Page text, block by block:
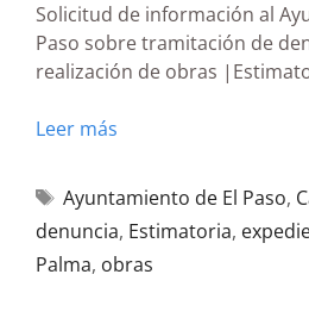
Solicitud de información al
Paso sobre tramitación de
realización de obras
Leer más
Ayuntamiento de El Paso,
denuncia, Estimatoria,
Palma, obras